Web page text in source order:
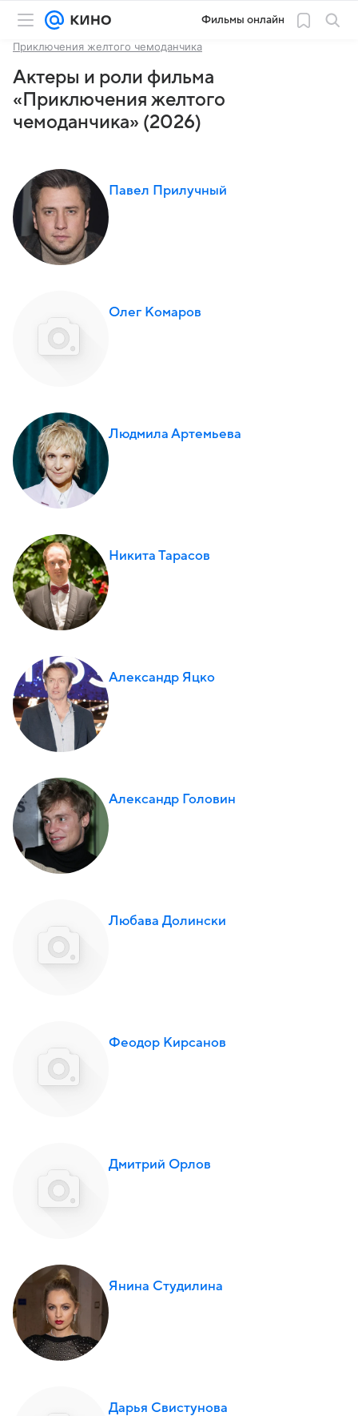
Фильмы онлайн
Приключения желтого чемоданчика
Актеры и роли фильма
«Приключения желтого
чемоданчика» (2026)
Павел Прилучный
Олег Комаров
Людмила Артемьева
Никита Тарасов
Александр Яцко
Александр Головин
Любава Долински
Феодор Кирсанов
Дмитрий Орлов
Янина Студилина
Дарья Свистунова